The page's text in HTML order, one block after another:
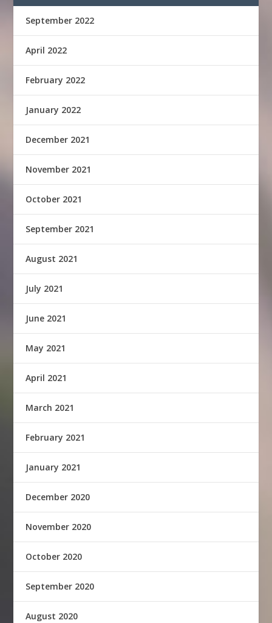
September 2022
April 2022
February 2022
January 2022
December 2021
November 2021
October 2021
September 2021
August 2021
July 2021
June 2021
May 2021
April 2021
March 2021
February 2021
January 2021
December 2020
November 2020
October 2020
September 2020
August 2020